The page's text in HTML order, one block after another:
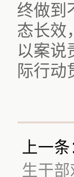
终做到
态长效
以案说
际行动
上一
生干